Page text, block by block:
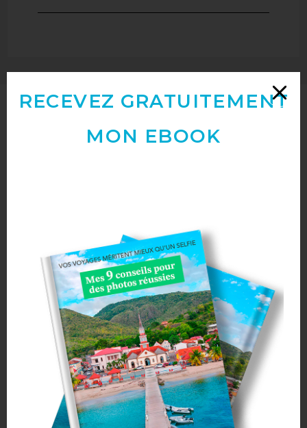
Saisis ton adresse pour recevoir un mail dès que je publie un nouvel
ARTICLES LES PLUS POPULAIRES
MONTRÉAL EN ÉTÉ : 72H DANS LA MÉTROPOLE QUÉBÉCOISE
2 semaines en Martinique : itinéraire et conseils
Sources thermales en Toscane : Terme di Saturnia et Bagni San Filippo
3 jours à Florence : Mes coups de coeur
RECEVEZ GRATUITEMENT
MON EBOOK